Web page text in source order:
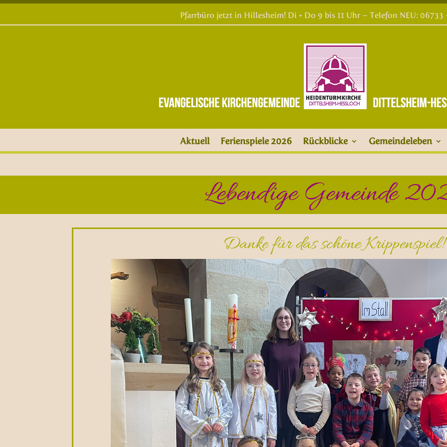
Pfarrbüro jetzt in Hillesheim! Di + Do 9 bis 11 Uhr – Telefon NEU:
Aktuell Ferienspiele 2026 Rückblicke Gemeindeleben
Lebendige Gemeinde
Danke für das schöne Krippenspiel!